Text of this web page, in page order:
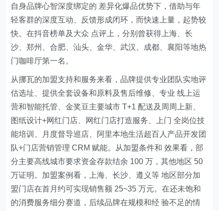
自身品牌心智深度绑定的 差异化爆品优势下，借助与年
轻客群的深度互动、反馈形成闭环，而快速上量，起势较
快。在抖音榜单及大众 点评上，分别曾获得上海、长
沙、郑州、合肥、汕头、金华、武汉、成都、襄阳等地热
门咖啡厅第一名。
从挪瓦的加盟支持和服务来看，品牌提供专业团队实地评
估选址、提供全套设备和原料及售后维修、专业 线上运
营和智能托管、金奖豆主要城市 T+1 配送及周周上新、
图纸设计+网红门店、网红门店打造服务、上门 全岗位技
能培训、月度督导巡店、阿里本地生活超百人产品开发团
队+门店营销管理 CRM 赋能。从加盟条件和 效果看，部
分主要高线城市要求资金存款结余 100 万，其他地区 50
万证明。加盟案例看，上海、长沙、遵义等 地区部分加
盟门店在首月约可实现销售额 25~35 万元。在还未饱和
的消费服务细分赛道，后续品牌在规模和经 验不足的情